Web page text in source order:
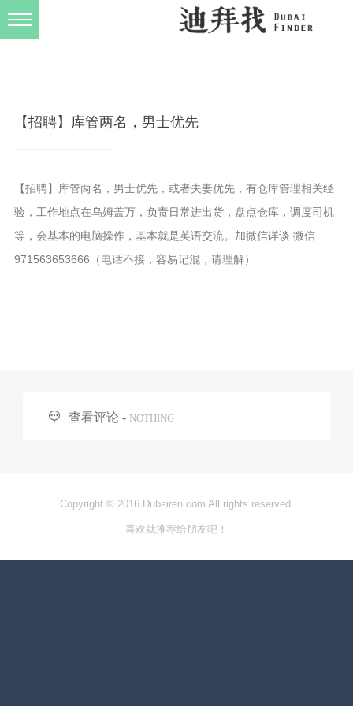
【招聘】库管两名，男士优先
【招聘】库管两名，男士优先，或者夫妻优先，有仓库管理相关经
验，工作地点在乌姆盖万，负责日常进出货，盘点仓库，调度司机
等，会基本的电脑操作，基本就是英语交流。加微信详谈 微信
971563653666（电话不接，容易记混，请理解）
 查看评论 - NOTHING
Copyright © 2016 Dubairen.com All rights reserved.
喜欢就推荐给朋友吧！